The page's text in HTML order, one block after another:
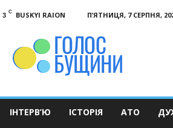
3 C BUSKYI RAION П’ЯТНИЦЯ, 7 СЕРПНЯ,
ІНТЕРВ’Ю ІСТОРІЯ АТО